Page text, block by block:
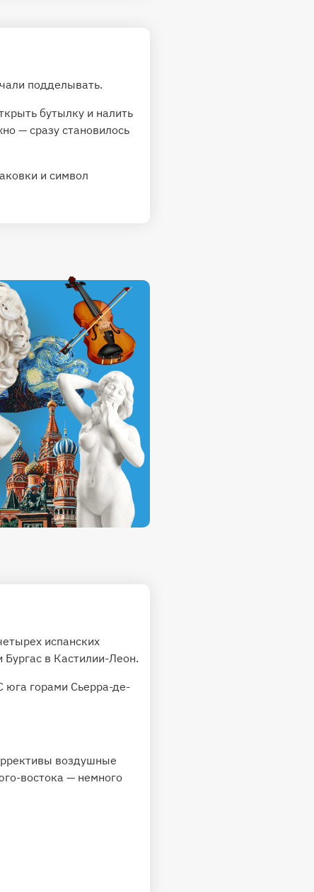
подделывать.
бутылку и налить
— сразу становилось
и символ
испанских
в Кастилии-Леон.
юга горами Сьерра-де-
воздушные
востока — немного